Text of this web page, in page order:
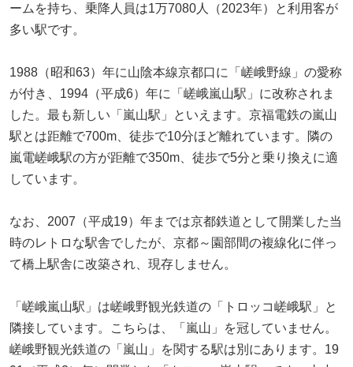
ームを持ち、乗降人員は1万7080人（2023年）と利用客が
多い駅です。
1988（昭和63）年に山陰本線京都口に「嵯峨野線」の愛称
が付き、1994（平成6）年に「嵯峨嵐山駅」に改称されま
した。最も新しい「嵐山駅」といえます。京福電鉄の嵐山
駅とは距離で700m、徒歩で10分ほど離れています。隣の
嵐電嵯峨駅の方が距離で350m、徒歩で5分と乗り換えに適
しています。
なお、2007（平成19）年までは京都鉄道として開業した当
時のレトロな駅舎でしたが、京都～園部間の複線化に伴っ
て橋上駅舎に改築され、現存しません。
「嵯峨嵐山駅」は嵯峨野観光鉄道の「トロッコ嵯峨駅」と
隣接しています。こちらは、「嵐山」を冠していません。
嵯峨野観光鉄道の「嵐山」を関する駅は別にあります。19